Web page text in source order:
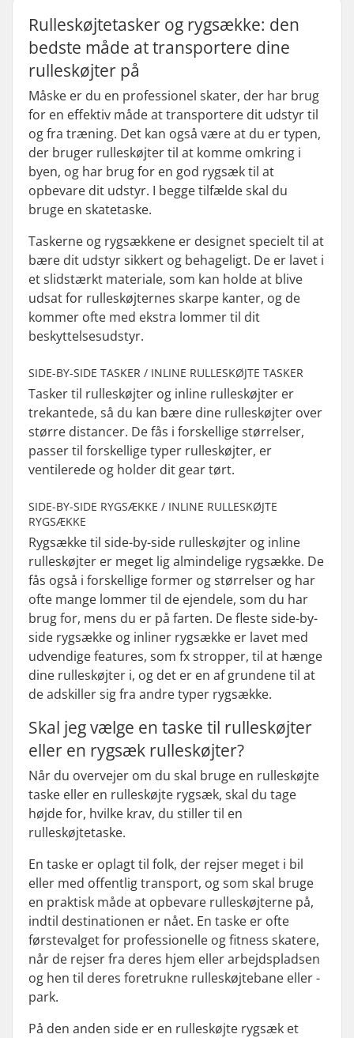
Rulleskøjtetasker og rygsække: den
bedste måde at transportere dine
rulleskøjter på
Måske er du en professionel skater, der har brug
for en effektiv måde at transportere dit udstyr til
og fra træning. Det kan også være at du er typen,
der bruger rulleskøjter til at komme omkring i
byen, og har brug for en god rygsæk til at
opbevare dit udstyr. I begge tilfælde skal du
bruge en skatetaske.
Taskerne og rygsækkene er designet specielt til at
bære dit udstyr sikkert og behageligt. De er lavet i
et slidstærkt materiale, som kan holde at blive
udsat for rulleskøjternes skarpe kanter, og de
kommer ofte med ekstra lommer til dit
beskyttelsesudstyr.
SIDE-BY-SIDE TASKER / INLINE RULLESKØJTE TASKER
Tasker til rulleskøjter og inline rulleskøjter er
trekantede, så du kan bære dine rulleskøjter over
større distancer. De fås i forskellige størrelser,
passer til forskellige typer rulleskøjter, er
ventilerede og holder dit gear tørt.
SIDE-BY-SIDE RYGSÆKKE / INLINE RULLESKØJTE
RYGSÆKKE
Rygsække til side-by-side rulleskøjter og inline
rulleskøjter er meget lig almindelige rygsække. De
fås også i forskellige former og størrelser og har
ofte mange lommer til de ejendele, som du har
brug for, mens du er på farten. De fleste side-by-
side rygsække og inliner rygsække er lavet med
udvendige features, som fx stropper, til at hænge
dine rulleskøjter i, og det er en af grundene til at
de adskiller sig fra andre typer rygsække.
Skal jeg vælge en taske til rulleskøjter
eller en rygsæk rulleskøjter?
Når du overvejer om du skal bruge en rulleskøjte
taske eller en rulleskøjte rygsæk, skal du tage
højde for, hvilke krav, du stiller til en
rulleskøjtetaske.
En taske er oplagt til folk, der rejser meget i bil
eller med offentlig transport, og som skal bruge
en praktisk måde at opbevare rulleskøjterne på,
indtil destinationen er nået. En taske er ofte
førstevalget for professionelle og fitness skatere,
når de rejser fra deres hjem eller arbejdspladsen
og hen til deres foretrukne rulleskøjtebane eller -
park.
På den anden side er en rulleskøjte rygsæk et